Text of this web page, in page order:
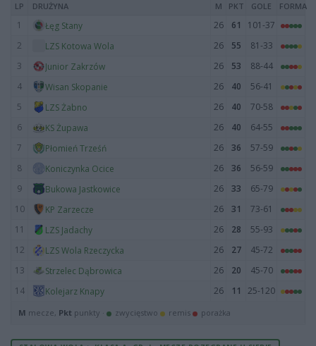
LP DRUŻYNA M PKT GOLE FORMA
1 Łęg Stany 26 61
101-37
2
LZS Kotowa Wola 26 55
81-33
3
Junior Zakrzów 26 53
88-44
4
Wisan Skopanie 26 40
56-41
5
LZS Żabno 26 40
70-58
6
KS Żupawa 26 40
64-55
7
Płomień Trześń 26 36
57-59
8
Koniczynka Ocice 26 36
56-59
9
Bukowa Jastkowice 26 33
65-79
10
KP Zarzecze 26 31
73-61
11
LZS Jadachy 26 28
55-93
12
LZS Wola Rzeczycka 26 27
45-72
13
Strzelec Dąbrowica 26 20
45-70
14
Kolejarz Knapy 26 11 25-120
M mecze, Pkt punkty · zwycięstwo remis porażka